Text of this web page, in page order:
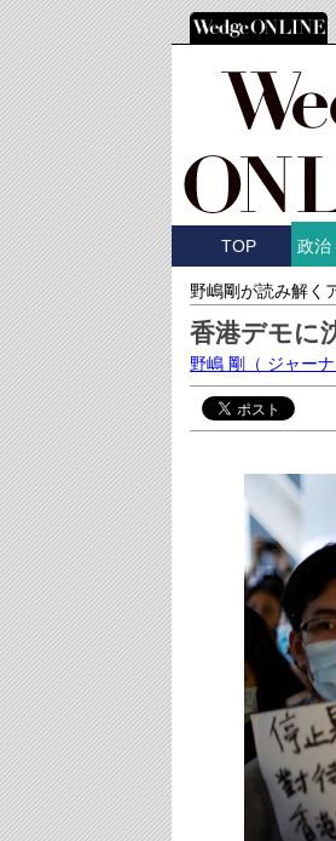
TOP 政治
野嶋剛が読み解く
香港デモに
野嶋 剛 （ ジャー